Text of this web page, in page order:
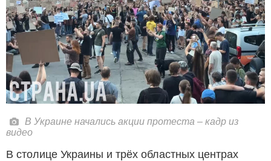
В Украине начались акции протеста – кадр из
видео
В столице Украины и трёх областных центрах